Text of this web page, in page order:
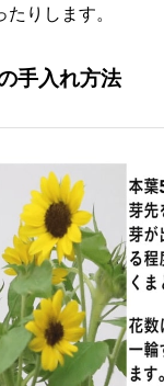
りします。
手入れ方法